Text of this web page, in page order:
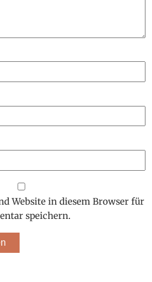
Website in diesem Browser für
speichern.